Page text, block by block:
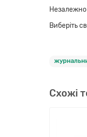
Незалежно
Виберіть
Схожі